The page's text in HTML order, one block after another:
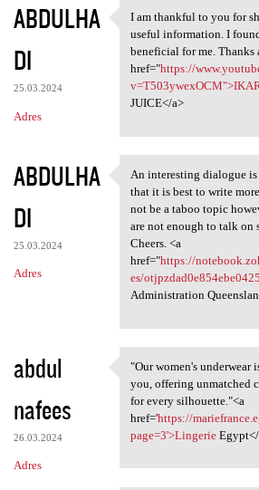
ABDULHA
DI
25.03.2024
Adres
I am thankful to you
I am thankful to you for
useful information. I
beneficial for me. Thanks
href="https://
JUICE</a>
ABDULHA
DI
25.03.2024
Adres
An interesting
An interesting dialogue
that it is best to write
not be a taboo topic
are not enough to talk on
Cheers. <a
href="https://
es/
Administration
abdul
nafees
26.03.2024
Adres
"Our women's
"Our women's underwear
you, offering unmatched
for every silhouette."<a
href='https://
page=3'>LingerieEgypt</